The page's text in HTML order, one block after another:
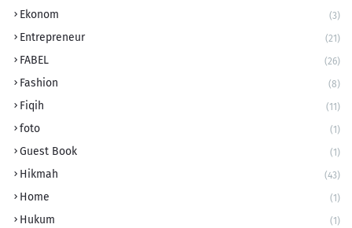
Ekonom (3)
Entrepreneur (21)
FABEL (26)
Fashion (8)
Fiqih (11)
foto (1)
Guest Book (1)
Hikmah (43)
Home (1)
Hukum (1)